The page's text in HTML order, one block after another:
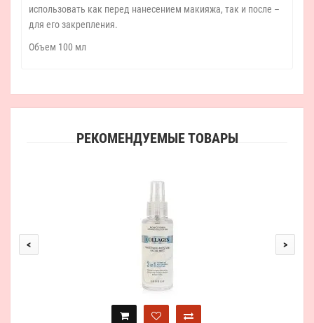
использовать как перед нанесением макияжа, так и после –
для его закрепления.
Объем 100 мл
РЕКОМЕНДУЕМЫЕ ТОВАРЫ
< >